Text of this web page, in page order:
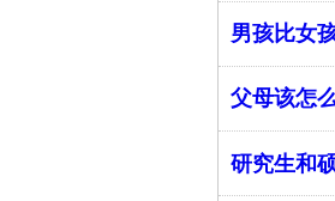
男孩比女
父母该怎
研究生和